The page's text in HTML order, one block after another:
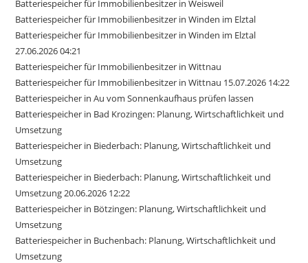
Batteriespeicher für Immobilienbesitzer in Weisweil
Batteriespeicher für Immobilienbesitzer in Winden im Elztal
Batteriespeicher für Immobilienbesitzer in Winden im Elztal
27.06.2026 04:21
Batteriespeicher für Immobilienbesitzer in Wittnau
Batteriespeicher für Immobilienbesitzer in Wittnau 15.07.2026 14:22
Batteriespeicher in Au vom Sonnenkaufhaus prüfen lassen
Batteriespeicher in Bad Krozingen: Planung, Wirtschaftlichkeit und
Umsetzung
Batteriespeicher in Biederbach: Planung, Wirtschaftlichkeit und
Umsetzung
Batteriespeicher in Biederbach: Planung, Wirtschaftlichkeit und
Umsetzung 20.06.2026 12:22
Batteriespeicher in Bötzingen: Planung, Wirtschaftlichkeit und
Umsetzung
Batteriespeicher in Buchenbach: Planung, Wirtschaftlichkeit und
Umsetzung